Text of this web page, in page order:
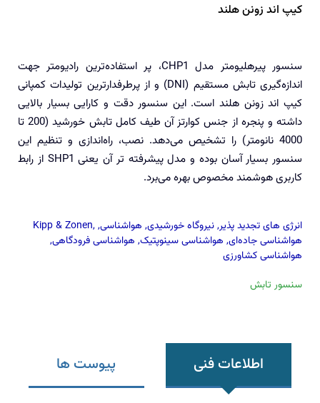
کیپ اند زونن هلند
سنسور پیرهلیومتر مدل CHP1، پر استفاده‌ترین رادیومتر جهت
اندازه‌گیری تابش مستقیم (DNI) و از پرطرفدارترین تولیدات کمپانی
کیپ اند زونن هلند است. این سنسور دقت و کارایی بسیار بالایی
داشته و پنجره از جنس کوارتز آن طیف کامل تابش خورشید (200 تا
4000 نانومتر) را تشخیص می‌دهد. نصب، راه‌اندازی و تنظیم این
سنسور بسیار آسان بوده و مدل پیشرفته تر آن یعنی SHP1 از رابط
کاربری هوشمند مخصوص بهره می‌برد.
Kipp & Zonen, انرژی های تجدید پذیر,نیروگاه خورشیدی, هواشناسی,
هواشناسی جاده‌ای, هواشناسی سینوپتیک, هواشناسی فرودگاهی,
هواشناسی کشاورزی
سنسور تابش
اطلاعات فنی پیوست ها